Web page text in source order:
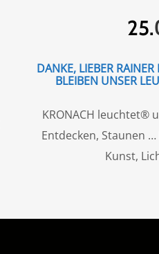
25.
DANKE, LIEBER
BLEIBEN UNSER
KRONACH leuchtet®
Entdecken, Staunen
Kunst,